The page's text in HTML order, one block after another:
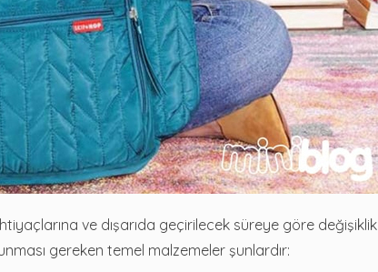
ve dışarıda geçirilecek süreye göre değişiklik
gereken temel malzemeler şunlardır: